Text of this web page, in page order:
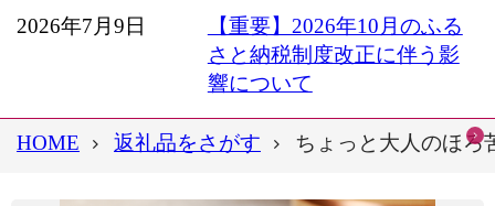
2026年7月9日
【重要】2026年10月のふる
さと納税制度改正に伴う影
響について
HOME 返礼品をさがす ちょっと大人のほ